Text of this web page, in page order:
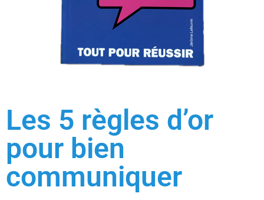
Les 5 règles d’or
pour bien
communiquer